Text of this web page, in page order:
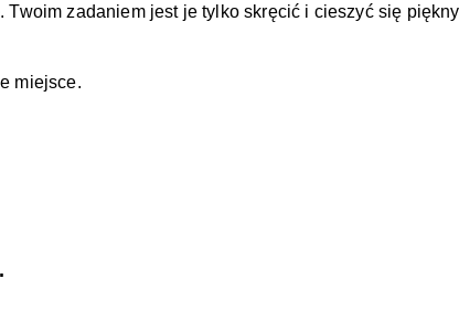
. Twoim zadaniem jest je tylko skręcić i cieszyć się
miejsce.
.